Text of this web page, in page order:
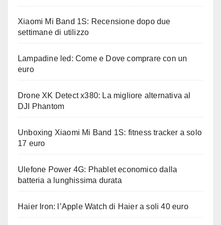
Xiaomi Mi Band 1S: Recensione dopo due
settimane di utilizzo
Lampadine led: Come e Dove comprare con un
euro
Drone XK Detect x380: La migliore alternativa al
DJI Phantom
Unboxing Xiaomi Mi Band 1S: fitness tracker a solo
17 euro
Ulefone Power 4G: Phablet economico dalla
batteria a lunghissima durata
Haier Iron: l’Apple Watch di Haier a soli 40 euro